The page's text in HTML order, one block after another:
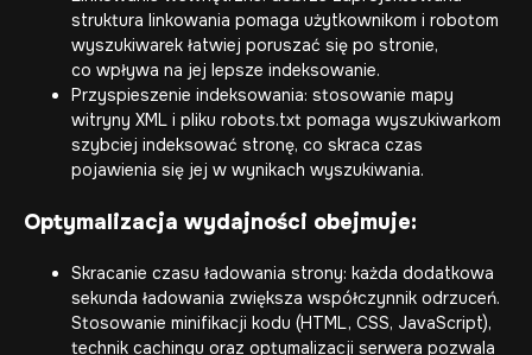
struktura linkowania pomaga użytkownikom i robotom
wyszukiwarek łatwiej poruszać się po stronie,
co wpływa na jej lepsze indeksowanie.
Przyspieszenie indeksowania: stosowanie mapy
witryny XML i pliku robots.txt pomaga wyszukiwarkom
szybciej indeksować stronę, co skraca czas
pojawienia się jej w wynikach wyszukiwania.
Optymalizacja wydajności obejmuje:
Skracanie czasu ładowania strony: każda dodatkowa
sekunda ładowania zwiększa współczynnik odrzuceń.
Stosowanie minifikacji kodu (HTML, CSS, JavaScript),
technik cachingu oraz optymalizacji serwera pozwala